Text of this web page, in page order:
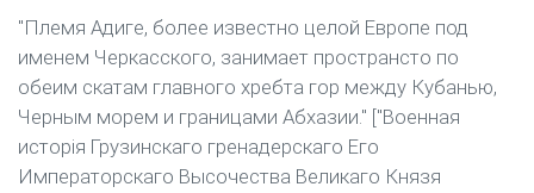
"Племя Адиге, более известно целой Европе под
именем Черкасского, занимает пространсто по
обеим скатам главного хребта гор между Кубанью,
Черным морем и границами Абхазии." ["Военная
исторiя Грузинскаго гренадерскаго Его
Императорскаго Высочества Великаго Князя